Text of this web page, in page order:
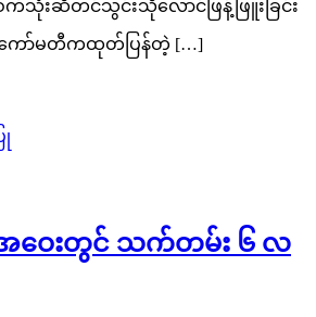
က်သုံးဆီတင်သွင်းသိုလောင်ဖြန့်ဖြူးခြင်း
းကော်မတီကထုတ်ပြန်တဲ့ […]
ေးတွင် သက်တမ်း ၆ လ